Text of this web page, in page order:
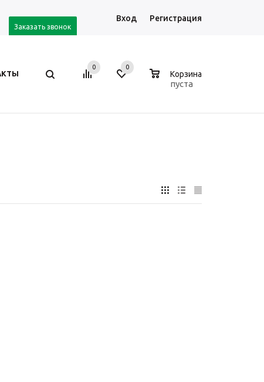
Заказать звонок
Вход Регистрация
0 0
Корзина
пуста